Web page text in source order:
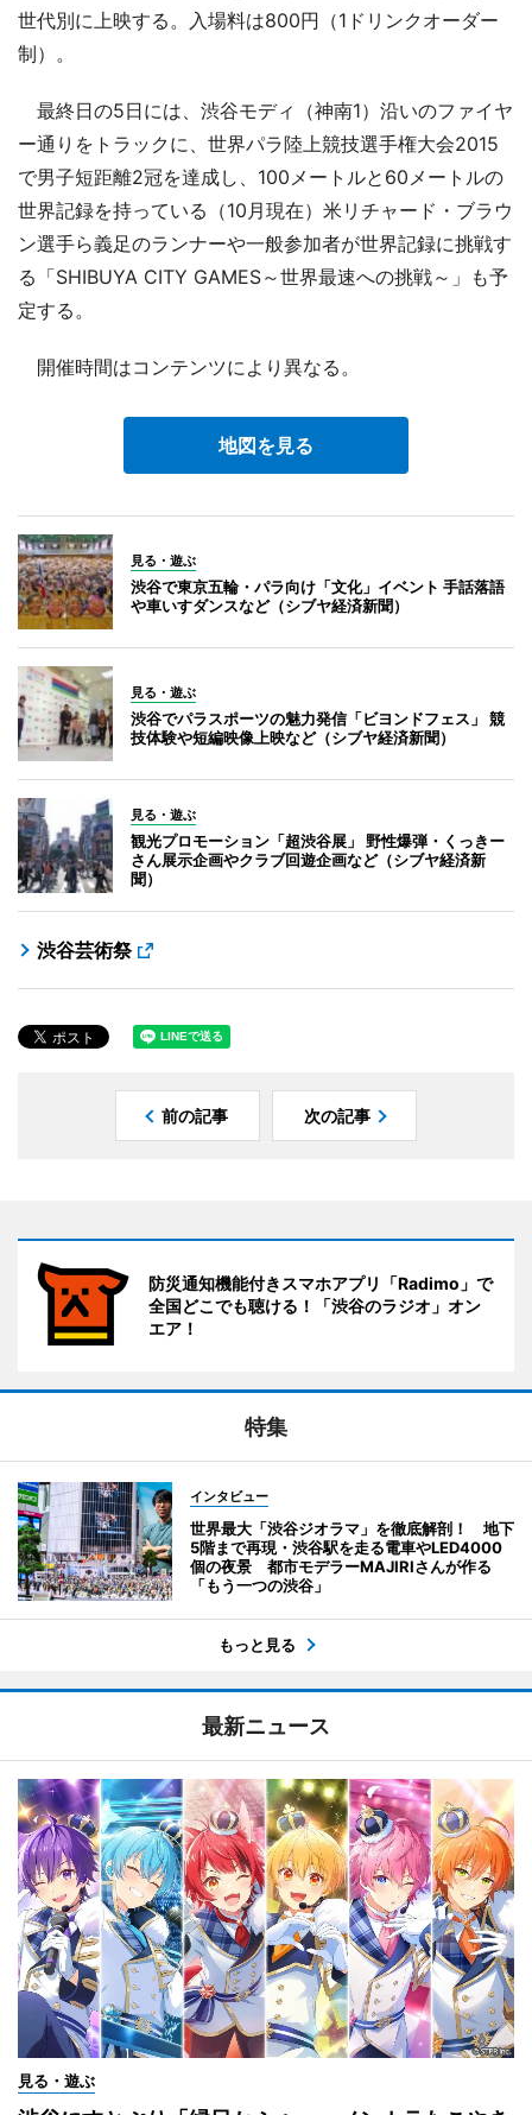
世代別に上映する。入場料は800円（1ドリンクオーダー
制）。
最終日の5日には、渋谷モディ（神南1）沿いのファイヤ
ー通りをトラックに、世界パラ陸上競技選手権大会2015
で男子短距離2冠を達成し、100メートルと60メートルの
世界記録を持っている（10月現在）米リチャード・ブラウ
ン選手ら義足のランナーや一般参加者が世界記録に挑戦す
る「SHIBUYA CITY GAMES～世界最速への挑戦～」も予
定する。
開催時間はコンテンツにより異なる。
地図を見る
見る・遊ぶ
渋谷で東京五輪・パラ向け「文化」イベント 手話落語
や車いすダンスなど（シブヤ経済新聞）
見る・遊ぶ
渋谷でパラスポーツの魅力発信「ビヨンドフェス」 競
技体験や短編映像上映など（シブヤ経済新聞）
見る・遊ぶ
観光プロモーション「超渋谷展」 野性爆弾・くっきー
さん展示企画やクラブ回遊企画など（シブヤ経済新
聞）
渋谷芸術祭
前の記事 次の記事
防災通知機能付きスマホアプリ「Radimo」で
全国どこでも聴ける！「渋谷のラジオ」オン
エア！
特集
インタビュー
世界最大「渋谷ジオラマ」を徹底解剖！ 地下
5階まで再現・渋谷駅を走る電車やLED4000
個の夜景 都市モデラーMAJIRIさんが作る
「もう一つの渋谷」
もっと見る
最新ニュース
見る・遊ぶ